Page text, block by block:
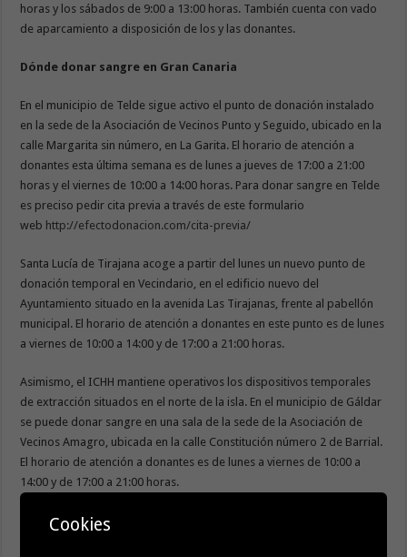
horas y los sábados de 9:00 a 13:00 horas. También cuenta con vado
de aparcamiento a disposición de los y las donantes.
Dónde donar sangre en Gran Canaria
En el municipio de Telde sigue activo el punto de donación instalado
en la sede de la Asociación de Vecinos Punto y Seguido, ubicado en la
calle Margarita sin número, en La Garita. El horario de atención a
donantes esta última semana es de lunes a jueves de 17:00 a 21:00
horas y el viernes de 10:00 a 14:00 horas. Para donar sangre en Telde
es preciso pedir cita previa a través de este formulario
web http://efectodonacion.com/cita-previa/
Santa Lucía de Tirajana acoge a partir del lunes un nuevo punto de
donación temporal en Vecindario, en el edificio nuevo del
Ayuntamiento situado en la avenida Las Tirajanas, frente al pabellón
municipal. El horario de atención a donantes en este punto es de lunes
a viernes de 10:00 a 14:00 y de 17:00 a 21:00 horas.
Asimismo, el ICHH mantiene operativos los dispositivos temporales
de extracción situados en el norte de la isla. En el municipio de Gáldar
se puede donar sangre en una sala de la sede de la Asociación de
Vecinos Amagro, ubicada en la calle Constitución número 2 de Barrial.
El horario de atención a donantes es de lunes a viernes de 10:00 a
14:00 y de 17:00 a 21:00 horas.
En Arucas también permanece activo el punto de donación temporal
Cookies